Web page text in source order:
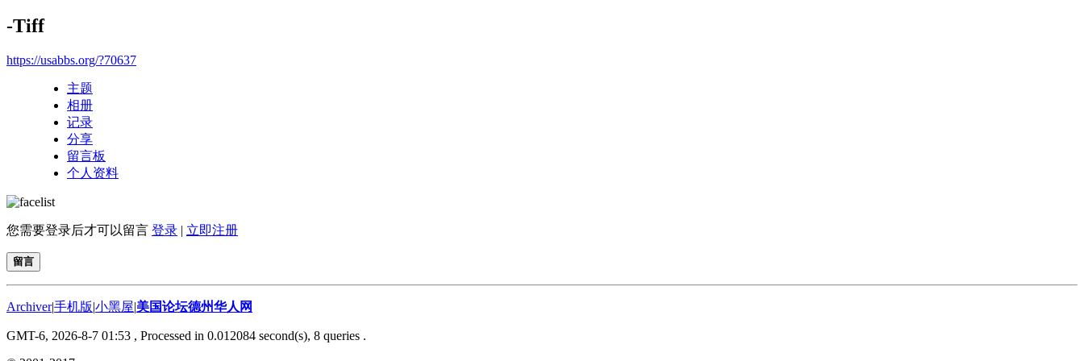
-Tiff
https://usabbs.org/?70637
主题
相册
记录
分享
留言板
个人资料
您需要登录后才可以留言 登录 | 立即注册
留言
Archiver|手机版|小黑屋|美国论坛德州华人网
GMT-6, 2026-8-7 01:53 , Processed in 0.012084 second(s), 8 queries .